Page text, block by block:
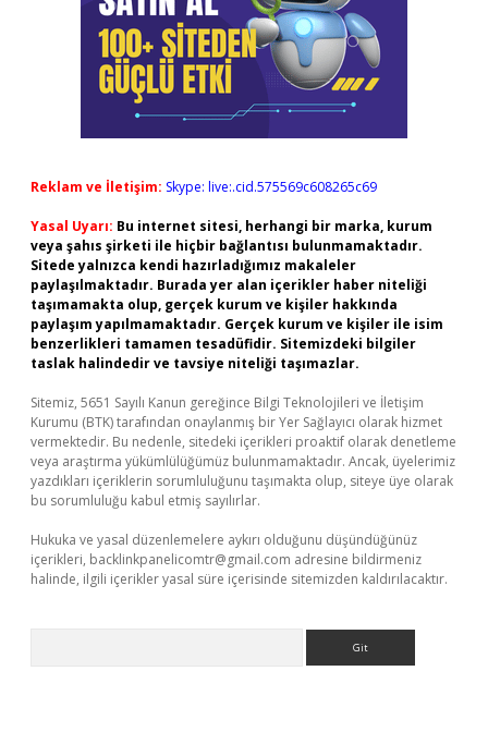
Reklam ve İletişim: Skype: live:.cid.575569c608265c69
Yasal Uyarı: Bu internet sitesi, herhangi bir marka, kurum
veya şahıs şirketi ile hiçbir bağlantısı bulunmamaktadır.
Sitede yalnızca kendi hazırladığımız makaleler
paylaşılmaktadır. Burada yer alan içerikler haber niteliği
taşımamakta olup, gerçek kurum ve kişiler hakkında
paylaşım yapılmamaktadır. Gerçek kurum ve kişiler ile isim
benzerlikleri tamamen tesadüfidir. Sitemizdeki bilgiler
taslak halindedir ve tavsiye niteliği taşımazlar.
Sitemiz, 5651 Sayılı Kanun gereğince Bilgi Teknolojileri ve İletişim
Kurumu (BTK) tarafından onaylanmış bir Yer Sağlayıcı olarak hizmet
vermektedir. Bu nedenle, sitedeki içerikleri proaktif olarak denetleme
veya araştırma yükümlülüğümüz bulunmamaktadır. Ancak, üyelerimiz
yazdıkları içeriklerin sorumluluğunu taşımakta olup, siteye üye olarak
bu sorumluluğu kabul etmiş sayılırlar.
Hukuka ve yasal düzenlemelere aykırı olduğunu düşündüğünüz
içerikleri, backlinkpanelicomtr@gmail.com adresine bildirmeniz
halinde, ilgili içerikler yasal süre içerisinde sitemizden kaldırılacaktır.